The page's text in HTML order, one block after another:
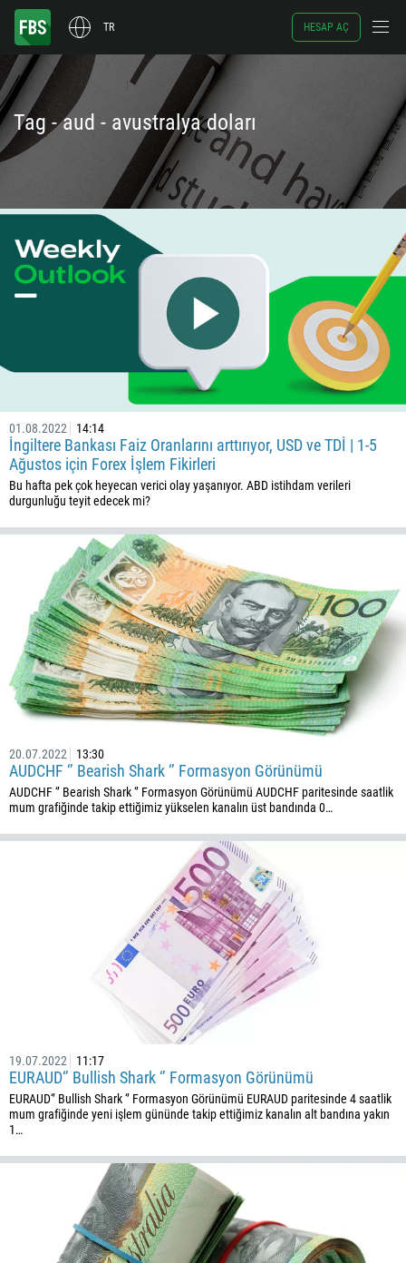
TR HESAP AÇ
Tag - aud - avustralya doları
01.08.2022 14:14
İngiltere Bankası Faiz Oranlarını arttırıyor, USD ve TDİ | 1-5
Ağustos için Forex İşlem Fikirleri
Bu hafta pek çok heyecan verici olay yaşanıyor. ABD istihdam verileri
durgunluğu teyit edecek mi?
20.07.2022 13:30
AUDCHF ‘’ Bearish Shark ‘’ Formasyon Görünümü
AUDCHF ‘’ Bearish Shark ‘’ Formasyon Görünümü AUDCHF paritesinde saatlik
mum grafiğinde takip ettiğimiz yükselen kanalın üst bandında 0…
19.07.2022 11:17
EURAUD‘’ Bullish Shark ‘’ Formasyon Görünümü
EURAUD‘’ Bullish Shark ‘’ Formasyon Görünümü EURAUD paritesinde 4 saatlik
mum grafiğinde yeni işlem gününde takip ettiğimiz kanalın alt bandına yakın
1…